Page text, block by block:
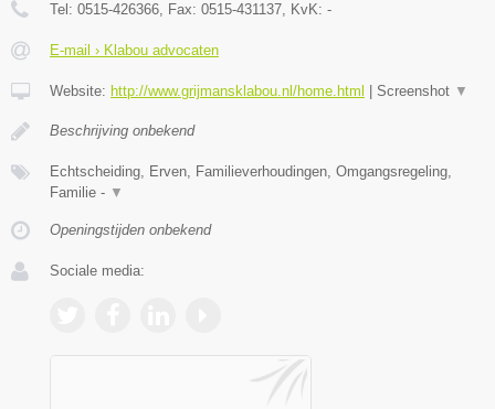
Tel: 0515-426366, Fax: 0515-431137, KvK: -
E-mail › Klabou advocaten
Website: http://www.grijmansklabou.nl/home.html Screenshot ▼
Beschrijving onbekend
Echtscheiding, Erven, Familieverhoudingen, Omgangsregeling,
Familie - ▼
Openingstijden onbekend
Sociale media: